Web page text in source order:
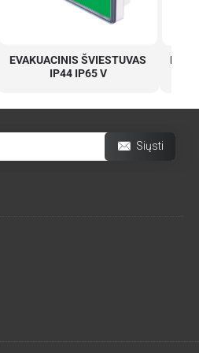
EVAKUACINIS ŠVIESTUVAS
IP44 IP65 V
Siųsti